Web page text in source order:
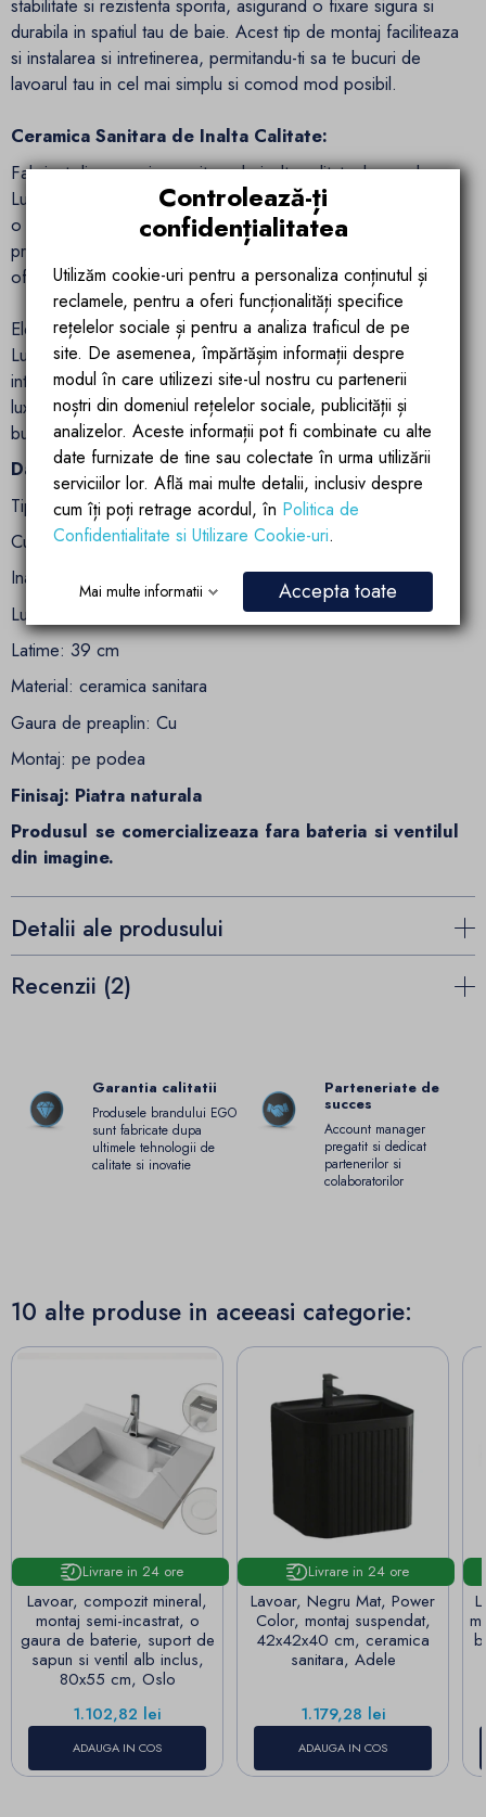
stabilitate si rezistenta sporita, asigurand o fixare sigura si
durabila in spatiul tau de baie. Acest tip de montaj faciliteaza
si instalarea si intretinerea, permitandu-ti sa te bucuri de
lavoarul tau in cel mai simplu si comod mod posibil.
Ceramica Sanitara de Inalta Calitate:
Fabricat din ceramica sanitara de inalta calitate, lavoarul
Lucia Stone este rezistent la uzura si coroziune, garantand
o durabilitate si fiabilitate pe termen lung. Aceasta materie
prima de calitate superioara este usor de curatat si intretinut,
oferindu-ti un lavoar impecabil si stralucitor in fiecare zi.
Elevati aspectul si functionalitatea baii tale cu lavoarul stativ
Lucia Stone de laEgo Interiorssi transformati acest spatiu
intr-un sanctuar al frumuseti si bunului gust. Experimentati
luxul si eleganta oferite de acest lavoar exceptional si
bucurati-va de fiecare moment petrecut in baia dvs.
Date tehnice:
Tip lavoar: stativ
Culoare:bej/crem
Inaltime: 82.5cm
Lungime: 39 cm
Latime: 39 cm
Material: ceramica sanitara
Gaura de preaplin: Cu
Montaj: pe podea
Finisaj: Piatra naturala
Produsul se comercializeaza fara bateria si ventilul
din imagine.
Detalii ale produsului
Recenzii (2)
Garantia calitatii
Produsele brandului EGO
sunt fabricate dupa
ultimele tehnologii de
calitate si inovatie
Parteneriate de
succes
Account manager
pregatit si dedicat
partenerilor si
colaboratorilor
10 alte produse in aceeasi categorie:
Livrare in 24 ore
Lavoar, compozit mineral,
montaj semi-incastrat, o
gaura de baterie, suport de
sapun si ventil alb inclus,
80x55 cm, Oslo
Pret
1.102,82 lei
ADAUGA IN COS
Livrare in 24 ore
Lavoar, Negru Mat, Power
Color, montaj suspendat,
42x42x40 cm, ceramica
sanitara, Adele
Pret
1.179,28 lei
ADAUGA IN COS
Controlează-ți
confidențialitatea
Utilizăm cookie-uri pentru a personaliza conținutul și
reclamele, pentru a oferi funcționalități specifice
rețelelor sociale și pentru a analiza traficul de pe
site. De asemenea, împărtășim informații despre
modul în care utilizezi site-ul nostru cu partenerii
noștri din domeniul rețelelor sociale, publicității și
analizelor. Aceste informații pot fi combinate cu alte
date furnizate de tine sau colectate în urma utilizării
serviciilor lor. Află mai multe detalii, inclusiv despre
cum îți poți retrage acordul, în Politica de
Confidentialitate si Utilizare Cookie-uri.
Mai multe informatii Accepta toate